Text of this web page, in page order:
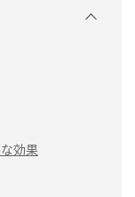
効果